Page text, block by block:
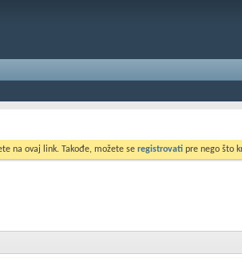
na ovaj link. Takođe, možete se registrovati pre nego što